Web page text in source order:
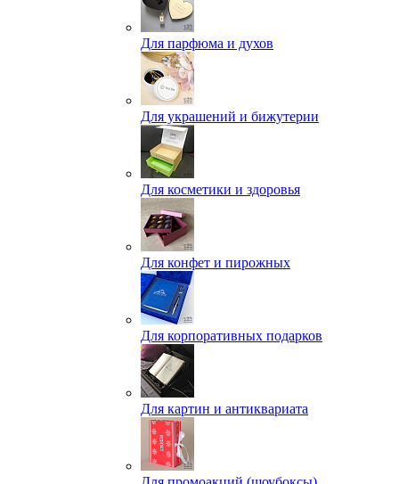
Для парфюма и духов
Для украшений и бижутерии
Для косметики и здоровья
Для конфет и пирожных
Для корпоративных подарков
Для картин и антиквариата